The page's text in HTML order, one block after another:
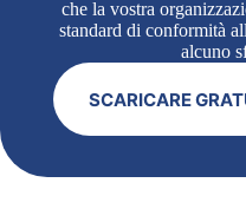
che la vostra
standard di conformità
alcuno
SCARICARE